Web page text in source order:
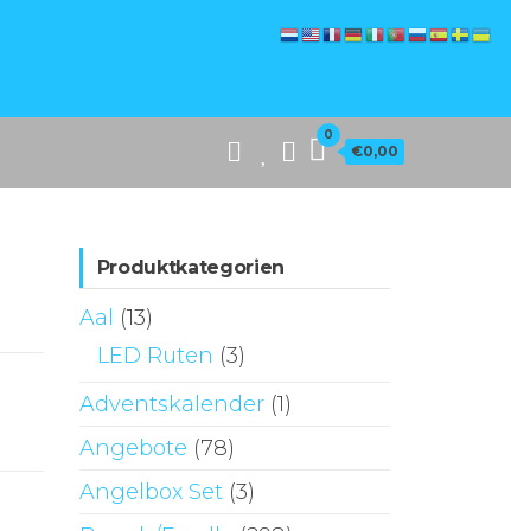
0
€0,00
Produktkategorien
Aal
(13)
LED Ruten (3)
Adventskalender (1)
Angebote (78)
Angelbox Set (3)